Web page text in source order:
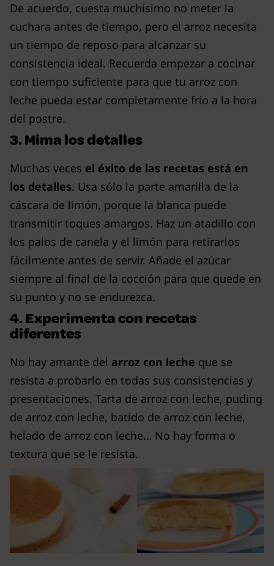
De acuerdo, cuesta muchísimo no meter la
cuchara antes de tiempo, pero el arroz necesita
un tiempo de reposo para alcanzar su
consistencia ideal. Recuerda empezar a cocinar
con tiempo suficiente para que tu arroz con
leche pueda estar completamente frío a la hora
del postre.
3. Mima los detalles
Muchas veces el éxito de las recetas está en
los detalles. Usa sólo la parte amarilla de la
cáscara de limón, porque la blanca puede
transmitir toques amargos. Haz un atadillo con
los palos de canela y el limón para retirarlos
fácilmente antes de servir. Añade el azúcar
siempre al final de la cocción para que quede en
su punto y no se endurezca.
4. Experimenta con recetas
diferentes
No hay amante del arroz con leche que se
resista a probarlo en todas sus consistencias y
presentaciones. Tarta de arroz con leche, puding
de arroz con leche, batido de arroz con leche,
helado de arroz con leche… No hay forma o
textura que se le resista.